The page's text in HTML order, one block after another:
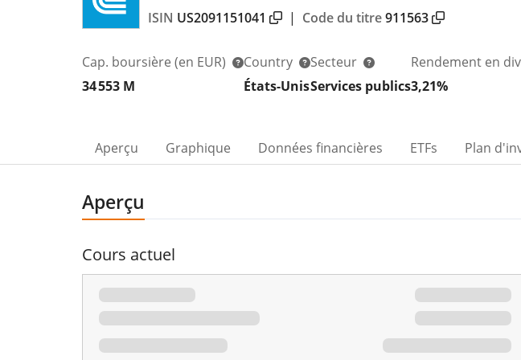
ISIN US2091151041 | Code du titre911563
Cap. boursière (en EUR)
34 553 M
Country
États-Unis
Secteur
Services publics
Rendement en
3,21%
Aperçu Graphique Données financières ETFs Plan
Aperçu
Cours actuel